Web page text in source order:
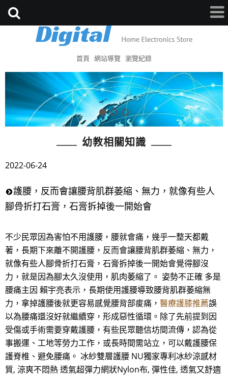
首頁 網站導覽 瀏覽紀錄
幼教相關知識
2022-06-24
護腰，反而會讓腰背肌群萎縮、無力，就像有些人
腳骨折打石膏，石膏拆掉後一開始會
不少民眾因為害怕不用護腰，腰就會痛，幾乎一整天都戴
著，長期下來離不開護腰，反而會讓腰背肌群萎縮、無力，
就像有些人腳骨折打石膏，石膏拆掉後一開始會覺得腳沒
力，就是因為腳太久沒使用，肌肉萎縮了。 姿勢不正確 多是
腰痛主因 賴宇亮表示，長期使用護腰導致腰背肌群萎縮無
力，拿掉護腰後就更容易感覺腰背部痠痛， 醫療護膝推薦誤
以為腰痛還沒好就繼續穿，形成惡性循環。除了先前提到因
受傷或手術需要穿戴護腰，有些民眾聽信坊間流傳，認為從
事搬運、工地等勞力工作，或長時間需站立，可以戴護腰保
護脊椎、避免腰痛。 冰紗雙層護腰 NU獨家專利冰紗涼感材
質, 涼爽不悶熱 透氣超彈力網狀Nylon布, 彈性佳, 透氣又舒適